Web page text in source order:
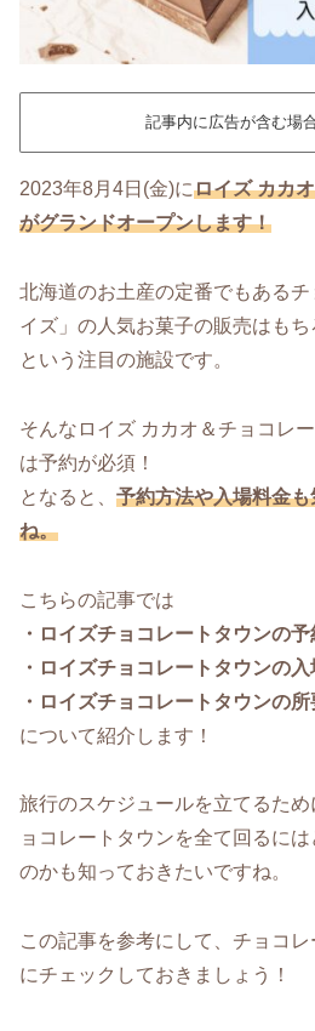
記事内に広告が含む場
2023年8月4日(金)にロイズ カカ
がグランドオープンします！
北海道のお土産の定番でもある
イズ」の人気お菓子の販売はも
という注目の施設です。
そんなロイズ カカオ＆チョコレ
は予約が必須！
となると、 予約方法や入場料金
ね。
こちらの記事では
・ロイズチョコレートタウンの予
・ロイズチョコレートタウンの入
・ロイズチョコレートタウンの所
について紹介します！
旅行のスケジュールを立てるた
ョコレートタウンを全て回るに
のかも知っておきたいですね。
この記事を参考にして、チョコ
にチェックしておきましょう！